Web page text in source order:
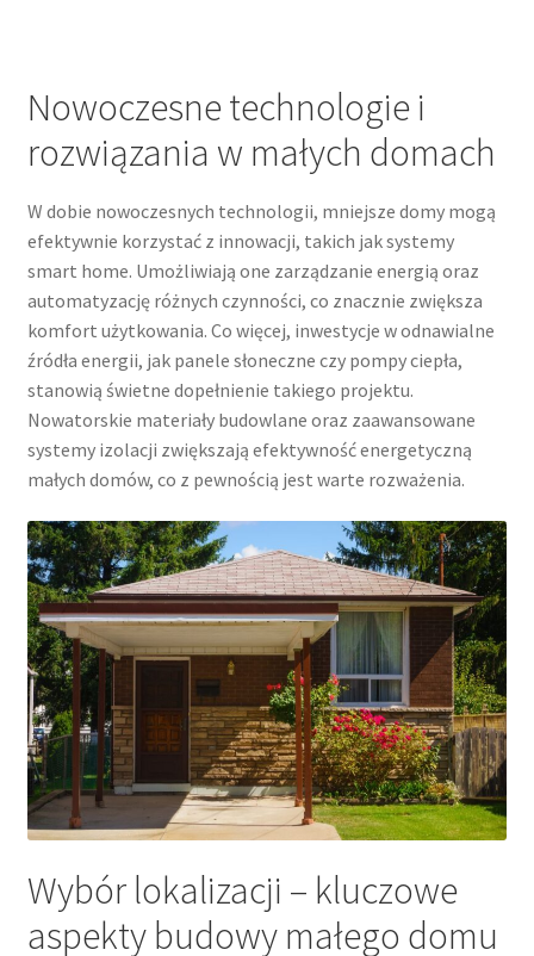
Nowoczesne technologie i
rozwiązania w małych domach
W dobie nowoczesnych technologii, mniejsze domy mogą
efektywnie korzystać z innowacji, takich jak systemy
smart home. Umożliwiają one zarządzanie energią oraz
automatyzację różnych czynności, co znacznie zwiększa
komfort użytkowania. Co więcej, inwestycje w odnawialne
źródła energii, jak panele słoneczne czy pompy ciepła,
stanowią świetne dopełnienie takiego projektu.
Nowatorskie materiały budowlane oraz zaawansowane
systemy izolacji zwiększają efektywność energetyczną
małych domów, co z pewnością jest warte rozważenia.
Wybór lokalizacji – kluczowe
aspekty budowy małego domu